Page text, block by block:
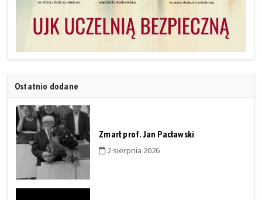
Ostatnio dodane
Zmarł prof. Jan Pacławski
2 sierpnia 2026